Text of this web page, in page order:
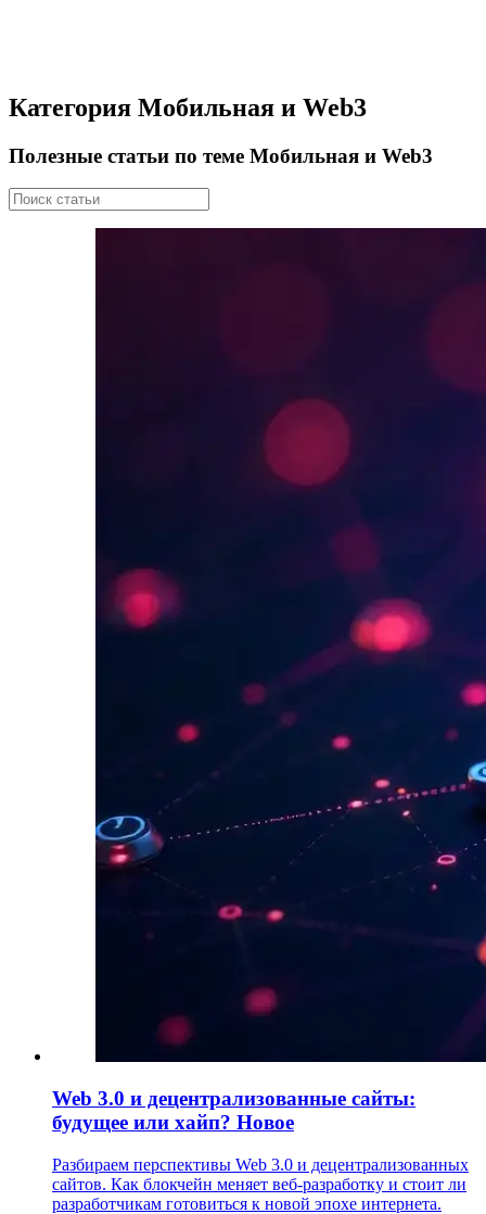
Категория Мобильная и Web3
Полезные статьи по теме Мобильная и Web3
Web 3.0 и децентрализованные сайты:
будущее или хайп? Новое
Разбираем перспективы Web 3.0 и децентрализованных
сайтов. Как блокчейн меняет веб-разработку и стоит ли
разработчикам готовиться к новой эпохе интернета.